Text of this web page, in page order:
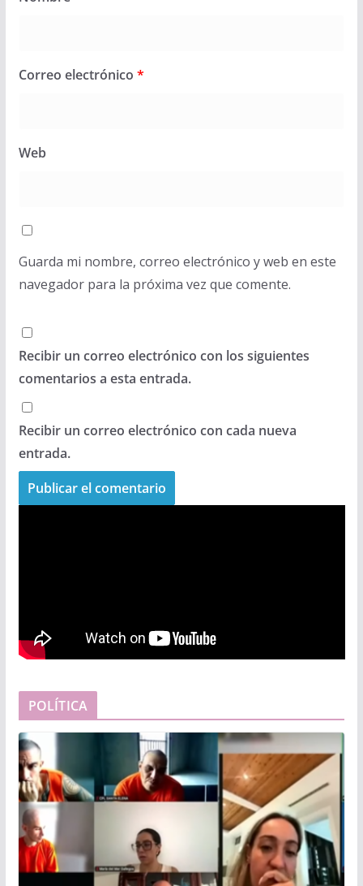
Correo electrónico *
Web
Guarda mi nombre, correo electrónico y web en este
navegador para la próxima vez que comente.
Recibir un correo electrónico con los siguientes
comentarios a esta entrada.
Recibir un correo electrónico con cada nueva
entrada.
POLÍTICA